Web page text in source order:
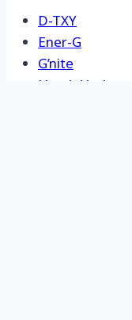
D-TXY
Ener-G
G’nite
HandyHerb